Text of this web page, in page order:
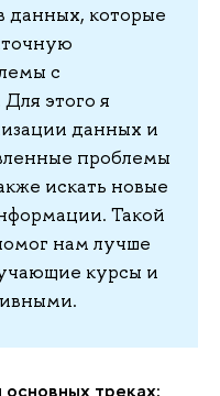
данных, которые
с
этого я
данных и
проблемы
искать новые
Такой
нам лучше
курсы и
треках: